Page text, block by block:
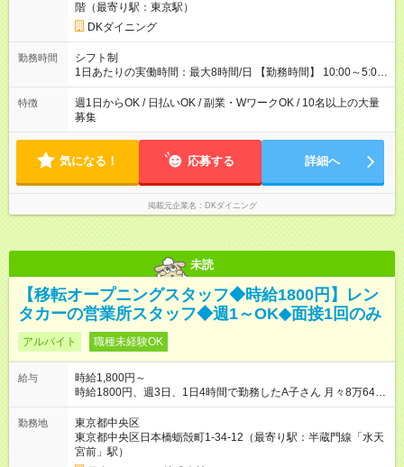
階（最寄り駅：東京駅）
DKダイニング
勤務時間
シフト制
1日あたりの実働時間：最大8時間/日 【勤務時間】 10:00～5:00
※上記時間から1日3時間～/週1日～OK◎ ※22時以降勤務は、18
歳以上(法令による) ■自由シフト制
特徴
週1日からOK / 日払いOK / 副業・WワークOK / 10名以上の大量
募集
気になる！ 応募する 詳細へ
掲載元企業名 DKダイニング
未読
【移転オープニングスタッフ◆時給1800円】レン
タカーの営業所スタッフ◆週1～OK◆面接1回のみ
アルバイト 職種未経験OK
給与
時給1,800円～
時給1800円、週3日、1日4時間で勤務したA子さん 月々8万6400
円収入（月4週換算で計算した目安金額です） 【試用期間】試用
期間なし
勤務地
東京都中央区
東京都中央区日本橋蛎殻町1-34-12（最寄り駅：半蔵門線「水天
宮前」駅）